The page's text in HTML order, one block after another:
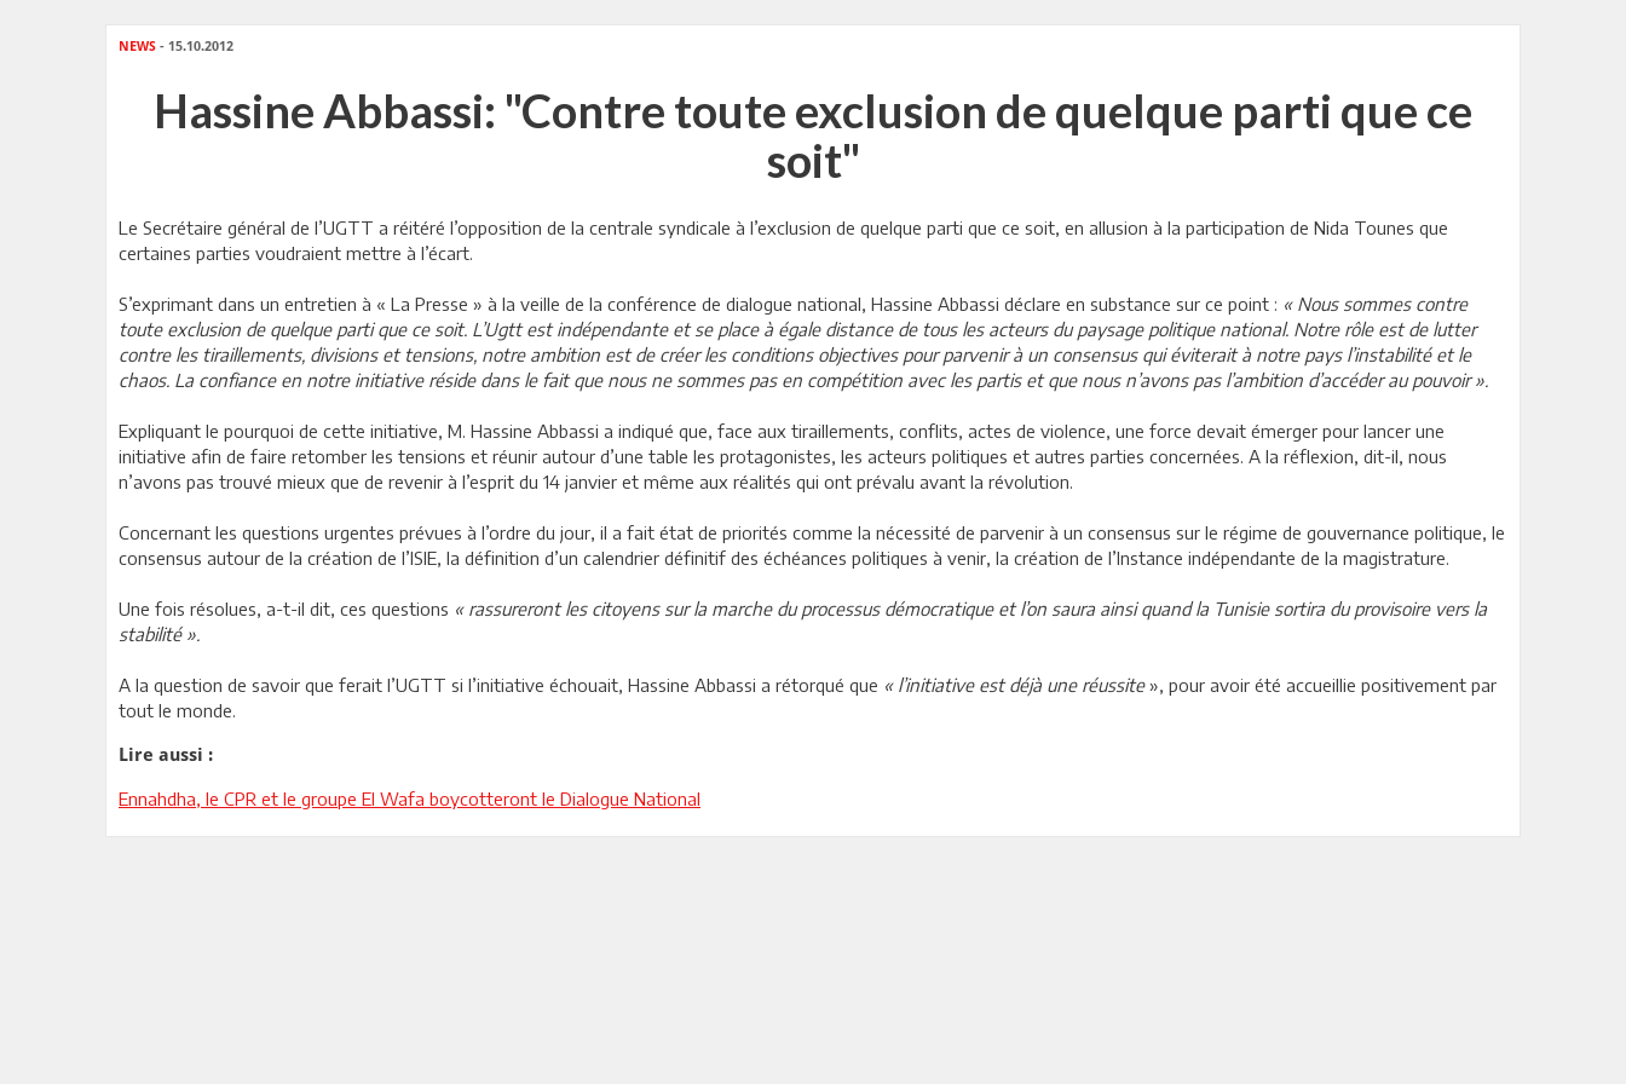
NEWS - 15.10.2012
Hassine Abbassi: "Contre toute exclusion de quelque parti que ce
soit"
Le Secrétaire général de l’UGTT a réitéré l’opposition de la centrale syndicale à l’exclusion de quelque parti que ce soit, en allusion à la participation de Nida Tounes que
certaines parties voudraient mettre à l’écart.
S’exprimant dans un entretien à « La Presse » à la veille de la conférence de dialogue national, Hassine Abbassi déclare en substance sur ce point : « Nous sommes contre
toute exclusion de quelque parti que ce soit. L’Ugtt est indépendante et se place à égale distance de tous les acteurs du paysage politique national. Notre rôle est de lutter
contre les tiraillements, divisions et tensions, notre ambition est de créer les conditions objectives pour parvenir à un consensus qui éviterait à notre pays l’instabilité et le
chaos. La confiance en notre initiative réside dans le fait que nous ne sommes pas en compétition avec les partis et que nous n’avons pas l’ambition d’accéder au pouvoir ».
Expliquant le pourquoi de cette initiative, M. Hassine Abbassi a indiqué que, face aux tiraillements, conflits, actes de violence, une force devait émerger pour lancer une
initiative afin de faire retomber les tensions et réunir autour d’une table les protagonistes, les acteurs politiques et autres parties concernées. A la réflexion, dit-il, nous
n’avons pas trouvé mieux que de revenir à l’esprit du 14 janvier et même aux réalités qui ont prévalu avant la révolution.
Concernant les questions urgentes prévues à l’ordre du jour, il a fait état de priorités comme la nécessité de parvenir à un consensus sur le régime de gouvernance politique, le
consensus autour de la création de l’ISIE, la définition d’un calendrier définitif des échéances politiques à venir, la création de l’Instance indépendante de la magistrature.
Une fois résolues, a-t-il dit, ces questions « rassureront les citoyens sur la marche du processus démocratique et l’on saura ainsi quand la Tunisie sortira du provisoire vers la
stabilité ».
A la question de savoir que ferait l’UGTT si l’initiative échouait, Hassine Abbassi a rétorqué que « l’initiative est déjà une réussite», pour avoir été accueillie positivement par
tout le monde.
Lire aussi :
Ennahdha, le CPR et le groupe El Wafa boycotteront le Dialogue National